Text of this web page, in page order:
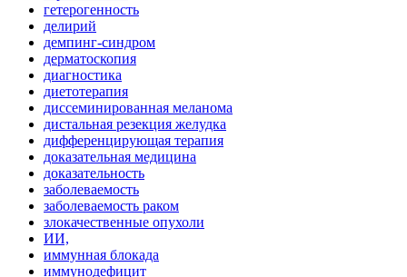
гетерогенность
делирий
демпинг-синдром
дерматоскопия
диагностика
диетотерапия
диссеминированная меланома
дистальная резекция желудка
дифференцирующая терапия
доказательная медицина
доказательность
заболеваемость
заболеваемость раком
злокачественные опухоли
ИИ,
иммунная блокада
иммунодефицит